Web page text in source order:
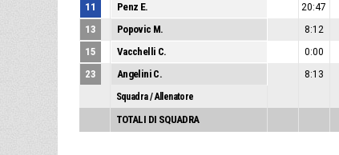
11 Penz E. 20:47
13 Popovic M. 8:12
15 Vacchelli C. 0:00
23 Angelini C. 8:13
Squadra / Allenatore
TOTALI DI SQUADRA